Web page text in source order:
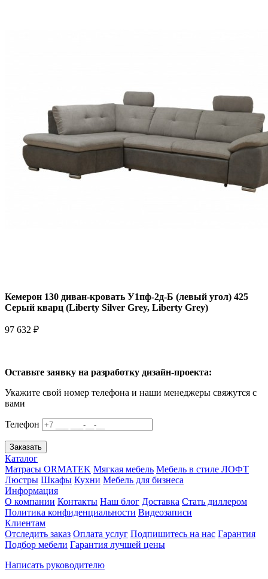
Кемерон 130 диван-кровать У1пф-2д-Б (левый угол) 425
Серый кварц (Liberty Silver Grey, Liberty Grey)
97 632 ₽
Оставьте заявку на разработку дизайн-проекта:
Укажите свой номер телефона и наши менеджеры свяжутся с
вами
Телефон
Заказать
Каталог
Матрасы ORMATEK Мягкая мебель Мебель в стиле ЛОФТ
Люстры Шкафы Кухни Мебель для бизнеса
Информация
О компании Контакты Наш блог Доставка Стать диллером
Политика конфиденциальности Видеозаписи
Клиентам
Отследить заказ Оплата услуг Подпишитесь на нас Гарантия
Подбор мебели Гарантия лучшей цены
Написать руководителю